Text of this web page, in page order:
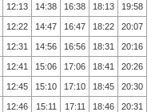
12:13 14:38 16:38 18:13 19:58
12:22 14:47 16:47 18:22 20:07
12:31 14:56 16:56 18:31 20:16
12:41 15:06 17:06 18:41 20:26
12:45 15:10 17:10 18:45 20:30
12:46 15:11 17:11 18:46 20:31
12:13 14:38 16:38 18:13 19:58
12:22 14:47 16:47 18:22 20:07
12:31 14:56 16:56 18:31 20:16
12:41 15:06 17:06 18:41 20:26
12:45 15:10 17:10 18:45 20:30
12:46 15:11 17:11 18:46 20:31